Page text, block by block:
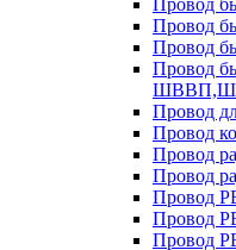
Провод
Провод
Провод
Провод
Провод
Провод
Провод
Провод
Провод
Провод
Провод